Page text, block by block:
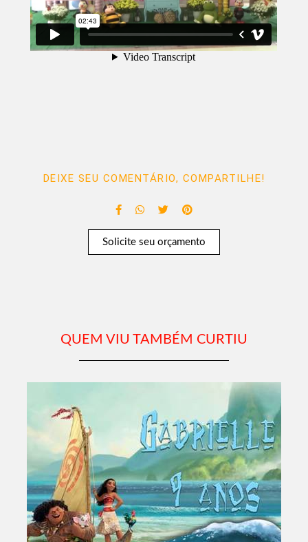
DEIXE SEU COMENTÁRIO, COMPARTILHE!
Solicite seu orçamento
QUEM VIU TAMBÉM CURTIU